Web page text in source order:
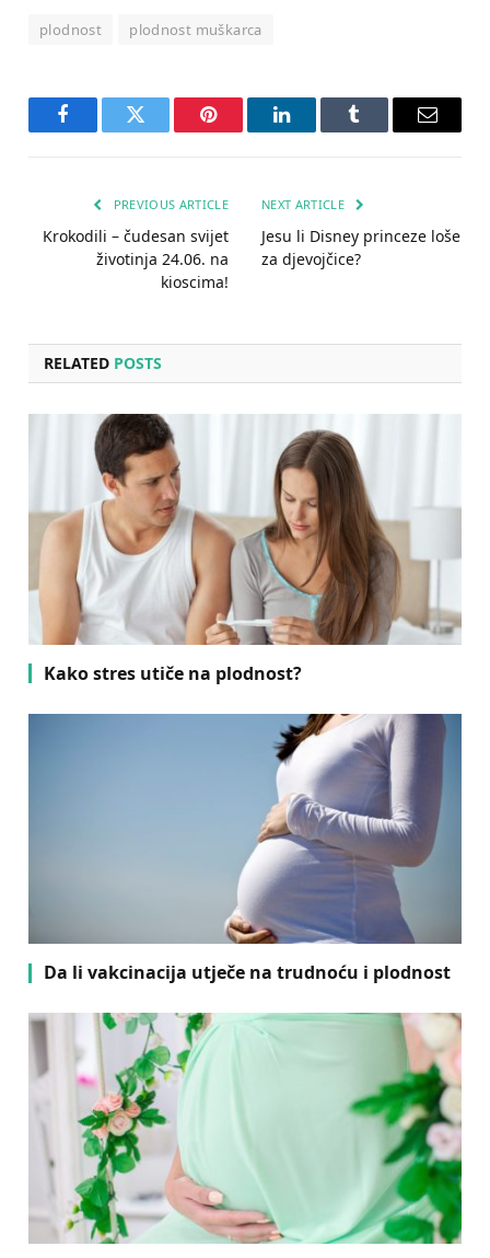
plodnost plodnost muškarca
FacebookTwitter Pinterest LinkedInTumblr Email
PREVIOUS ARTICLE
Krokodili – čudesan svijet
životinja 24.06. na
kioscima!
NEXT ARTICLE
Jesu li Disney princeze loše
za djevojčice?
RELATED POSTS
Kako stres utiče na plodnost?
Da li vakcinacija utječe na trudnoću i plodnost